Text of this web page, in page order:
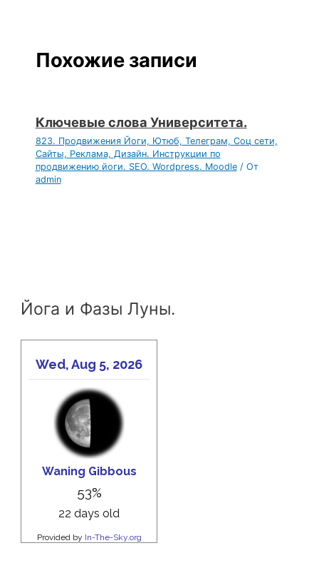
Похожие записи
Ключевые слова Университета.
823. Продвижения Йоги, Ютюб, Телеграм, Соц сети,
Сайты, Реклама, Дизайн. Инструкции по
продвижению йоги. SEO. Wordpress. Moodle/ От
admin
Йога и Фазы Луны.